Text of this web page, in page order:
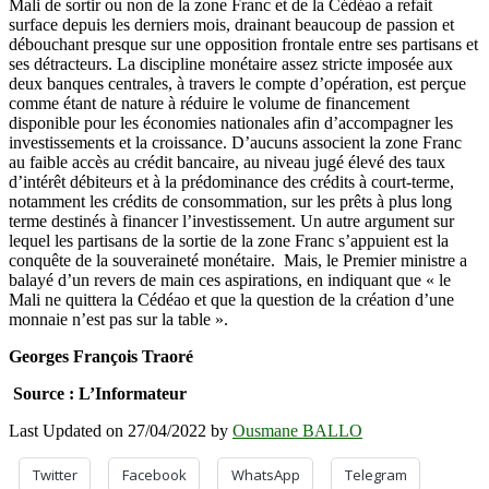
Mali de sortir ou non de la zone Franc et de la Cédéao a refait
surface depuis les derniers mois, drainant beaucoup de passion et
débouchant presque sur une opposition frontale entre ses partisans et
ses détracteurs. La discipline monétaire assez stricte imposée aux
deux banques centrales, à travers le compte d’opération, est perçue
comme étant de nature à réduire le volume de financement
disponible pour les économies nationales afin d’accompagner les
investissements et la croissance. D’aucuns associent la zone Franc
au faible accès au crédit bancaire, au niveau jugé élevé des taux
d’intérêt débiteurs et à la prédominance des crédits à court-terme,
notamment les crédits de consommation, sur les prêts à plus long
terme destinés à financer l’investissement. Un autre argument sur
lequel les partisans de la sortie de la zone Franc s’appuient est la
conquête de la souveraineté monétaire. Mais, le Premier ministre a
balayé d’un revers de main ces aspirations, en indiquant que « le
Mali ne quittera la Cédéao et que la question de la création d’une
monnaie n’est pas sur la table ».
Georges François Traoré
Source : L’Informateur
Last Updated on 27/04/2022 by Ousmane BALLO
Twitter Facebook WhatsApp Telegram